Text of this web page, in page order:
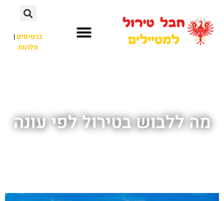
כרטיסים|
מלונות
מה ללבוש בטירול לפי עונה